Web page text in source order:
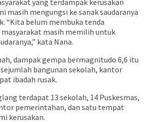
yang terdampak kerusakan
masih mengungsi ke sanak saudaranya
“Kita belum membuka tenda
masyarakat masih memilih untuk
kata Nana.
dampak gempa bermagnitudo 6,6 itu
bangunan sekolah, kantor
ibadah rusak.
terdapat 13 sekolah, 14 Puskesmas,
pemerintahan, dan satu tempat
kerusakan.